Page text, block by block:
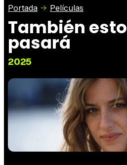
Críticas
Portada Películas
También esto
pasará
2025